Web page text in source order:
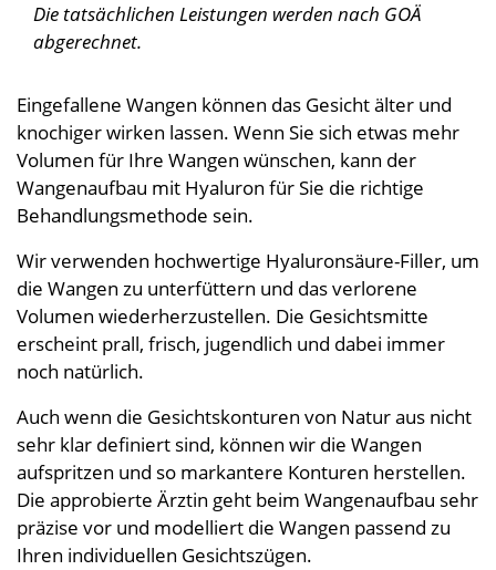
Die tatsächlichen Leistungen werden nach GOÄ
abgerechnet.
Eingefallene Wangen können das Gesicht älter und
knochiger wirken lassen. Wenn Sie sich etwas mehr
Volumen für Ihre Wangen wünschen, kann der
Wangenaufbau mit Hyaluron für Sie die richtige
Behandlungsmethode sein.
Wir verwenden hochwertige Hyaluronsäure-Filler, um
die Wangen zu unterfüttern und das verlorene
Volumen wiederherzustellen. Die Gesichtsmitte
erscheint prall, frisch, jugendlich und dabei immer
noch natürlich.
Auch wenn die Gesichtskonturen von Natur aus nicht
sehr klar definiert sind, können wir die Wangen
aufspritzen und so markantere Konturen herstellen.
Die approbierte Ärztin geht beim Wangenaufbau sehr
präzise vor und modelliert die Wangen passend zu
Ihren individuellen Gesichtszügen.